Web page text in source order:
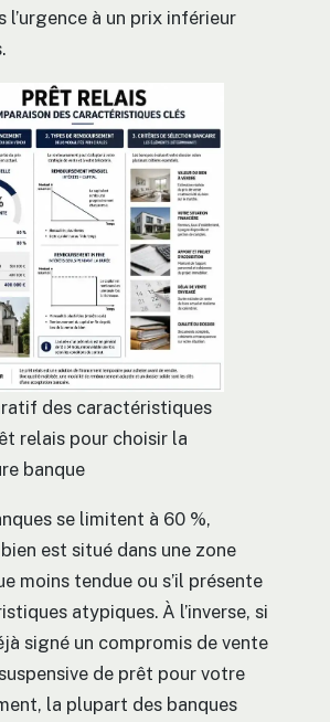
l’urgence à un prix inférieur
des caractéristiques
relais pour choisir la
banque
se limitent à 60 %,
est situé dans une zone
moins tendue ou s’il présente
atypiques. À l’inverse, si
signé un compromis de vente
de prêt pour votre
la plupart des banques